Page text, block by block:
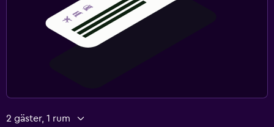
Media och underhållning
Kabel- eller satellit-TV
Fitness
2 gäster, 1 rum